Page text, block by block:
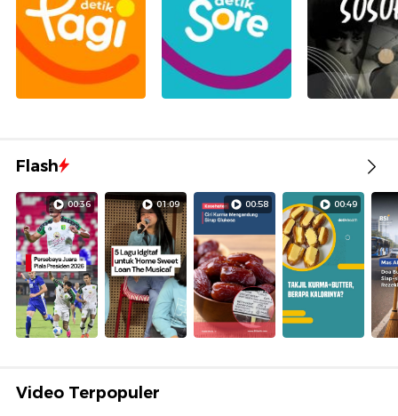
Flash
00:36 01:09 00:58 00:49
Video Terpopuler